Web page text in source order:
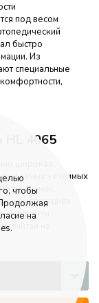
чтобы
на
под весом
быстро
Из
специальные
HL 4065
широкая.
самых уязвимых
спинок,
конструкциях
на